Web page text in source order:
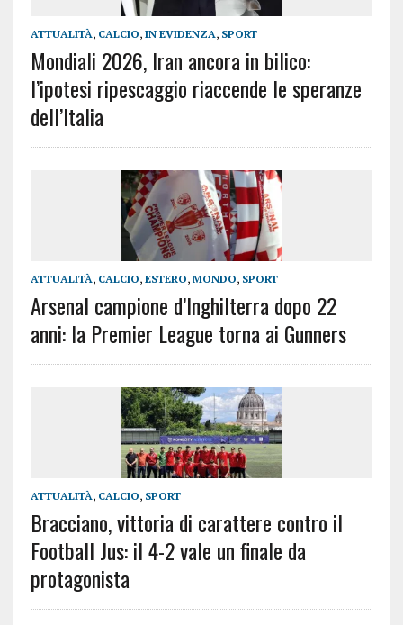
ATTUALITÀ, CALCIO, IN EVIDENZA, SPORT
Mondiali 2026, Iran ancora in bilico:
l’ipotesi ripescaggio riaccende le speranze
dell’Italia
ATTUALITÀ, CALCIO, ESTERO, MONDO, SPORT
Arsenal campione d’Inghilterra dopo 22
anni: la Premier League torna ai Gunners
ATTUALITÀ, CALCIO, SPORT
Bracciano, vittoria di carattere contro il
Football Jus: il 4-2 vale un finale da
protagonista